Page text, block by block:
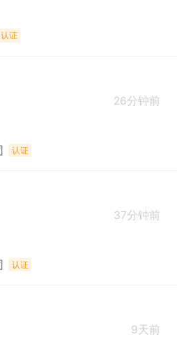
认证
26分钟前
认证
37分钟前
认证
9天前